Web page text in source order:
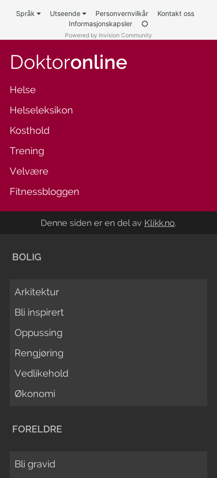
Språk Utseende Personvernvilkår
Kontakt oss
Informasjonskapsler
Powered by Invision Community
Doktoronline
Helse
Helseleksikon
Kosthold
Trening
Velvære
Fitnessbloggen
Denne siden er en del av Klikk.no.
BOLIG
Arkitektur
Bli inspirert
Oppussing
Rengjøring
Vedlikehold
Økonomi
FORELDRE
Bli gravid